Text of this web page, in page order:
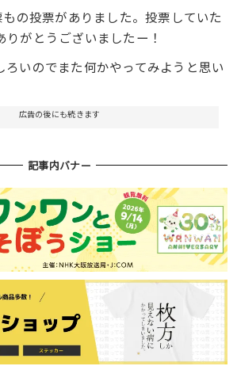
の投票がありました。投票していた
がとうございましたー！
ろいのでまた何かやってみようと思い
広告の後にも続きます
記事内バナー